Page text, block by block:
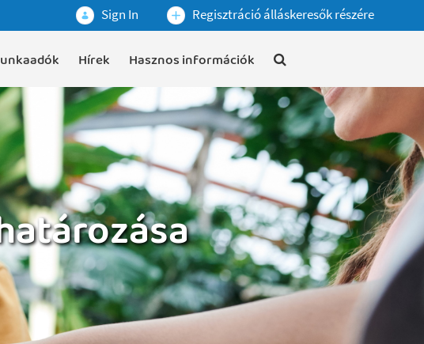
Sign In Regisztráció álláskeresők részére
Hírek Hasznos információk